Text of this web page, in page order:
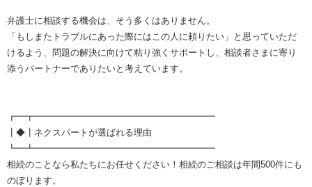
弁護士に相談する機会は、そう多くはありません。
「もしまたトラブルにあった際にはこの人に頼りたい」と思っていただ
けるよう、問題の解決に向けて粘り強くサポートし、相談者さまに寄り
添うパートナーでありたいと考えています。
┏━┳━━━━━━━━━━━━━━━━━━━━
┃◆┃ネクスパートが選ばれる理由
┗━┻━━━━━━━━━━━━━━━━━━━━
相続のことなら私たちにお任せください！相続のご相談は年間500件にも
のぼります。